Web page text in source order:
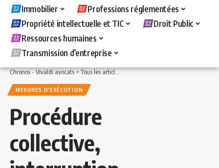
Immobilier
Professions réglementées
Propriété intellectuelle et TIC
Droit Public
Ressources humaines
Transmission d’entreprise
Chronos - Vivaldi avocats>Tous les articles >Banque / Crédit>Mesures
MESURES D'EXÉCUTION
Procédure
collective,